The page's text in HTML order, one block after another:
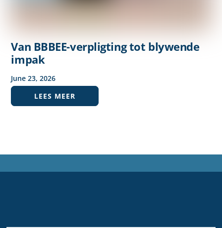
Van BBBEE-verpligting tot blywende
impak
June 23,2026
LEES MEER